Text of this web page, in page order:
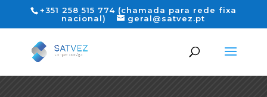
+351 258 515 774 (chamada para rede fixa
nacional)
geral@satvez.pt